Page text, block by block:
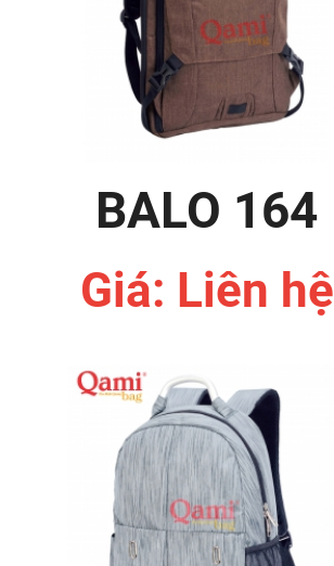
BALO 164
Giá: Liên hệ